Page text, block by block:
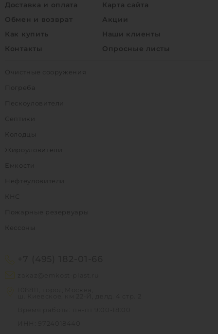
Доставка и оплата
Обмен и возврат
Как купить
Контакты
Карта сайта
Акции
Наши клиенты
Опросные листы
Очистные сооружения
Погреба
Пескоуловители
Септики
Колодцы
Жироуловители
Емкости
Нефтеуловители
КНС
Пожарные резервуары
Кессоны